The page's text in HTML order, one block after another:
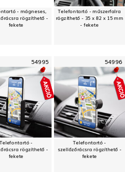
- mágneses,
rögzíthető -
fekete
Telefontartó - műszerfalra
rögzíthető - 35 x 82 x 15 mm
- fekete
54995
Telefontartó -
rögzíthető -
fekete
54996
Telefontartó -
szellőzőrácsra rögzíthető -
fekete